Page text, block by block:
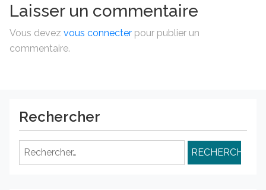
Laisser un commentaire
Vous devez vous connecter pour publier un
commentaire.
Rechercher
Rechercher :